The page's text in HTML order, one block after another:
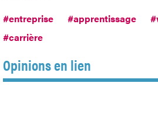
#entreprise
#apprentissage
#carrière
Opinions en lien